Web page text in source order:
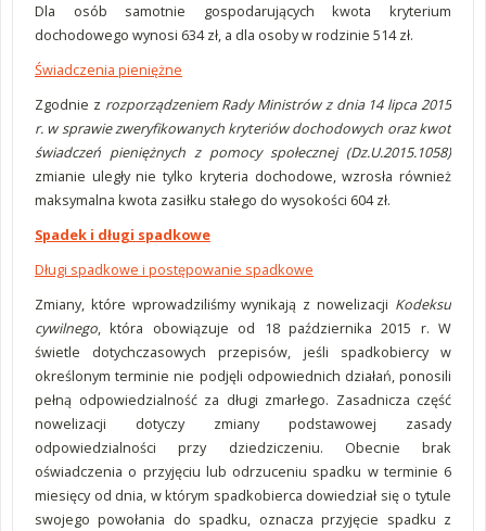
Dla osób samotnie gospodarujących kwota kryterium
dochodowego wynosi 634 zł, a dla osoby w rodzinie 514 zł.
Świadczenia pieniężne
Zgodnie z rozporządzeniem Rady Ministrów z dnia 14 lipca 2015
r. w sprawie zweryfikowanych kryteriów dochodowych oraz kwot
świadczeń pieniężnych z pomocy społecznej (Dz.U.2015.1058)
zmianie uległy nie tylko kryteria dochodowe, wzrosła również
maksymalna kwota zasiłku stałego do wysokości 604 zł.
Spadek i długi spadkowe
Długi spadkowe i postępowanie spadkowe
Zmiany, które wprowadziliśmy wynikają z nowelizacji Kodeksu
cywilnego, która obowiązuje od 18 października 2015 r. W
świetle dotychczasowych przepisów, jeśli spadkobiercy w
określonym terminie nie podjęli odpowiednich działań, ponosili
pełną odpowiedzialność za długi zmarłego. Zasadnicza część
nowelizacji dotyczy zmiany podstawowej zasady
odpowiedzialności przy dziedziczeniu. Obecnie brak
oświadczenia o przyjęciu lub odrzuceniu spadku w terminie 6
miesięcy od dnia, w którym spadkobierca dowiedział się o tytule
swojego powołania do spadku, oznacza przyjęcie spadku z